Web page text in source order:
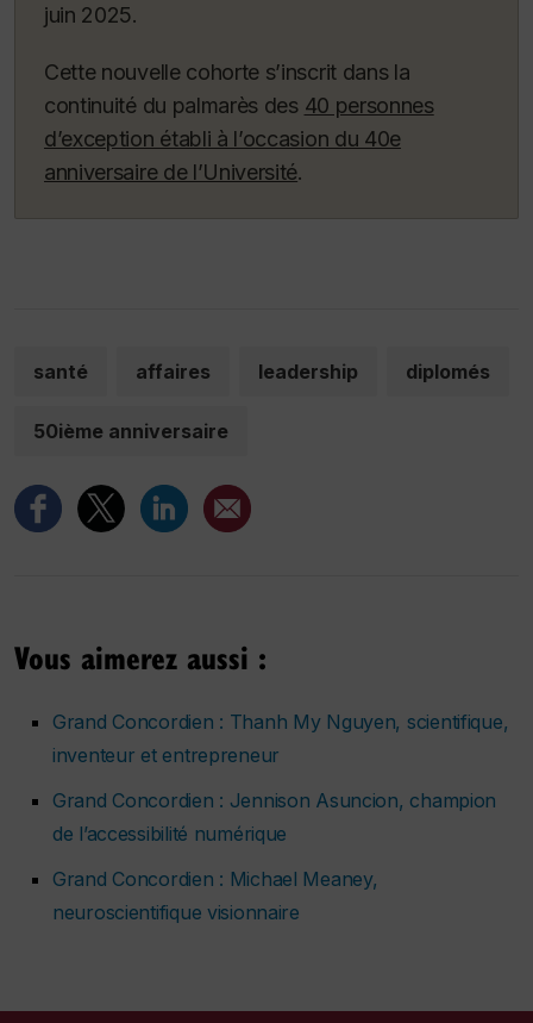
juin 2025.
Cette nouvelle cohorte s’inscrit dans la
continuité du palmarès des 40 personnes
d’exception établi à l’occasion du 40e
anniversaire de l’Université.
santé affaires leadership diplomés
50ième anniversaire
Vous aimerez aussi :
Grand Concordien : Thanh My Nguyen, scientifique,
inventeur et entrepreneur
Grand Concordien : Jennison Asuncion, champion
de l’accessibilité numérique
Grand Concordien : Michael Meaney,
neuroscientifique visionnaire